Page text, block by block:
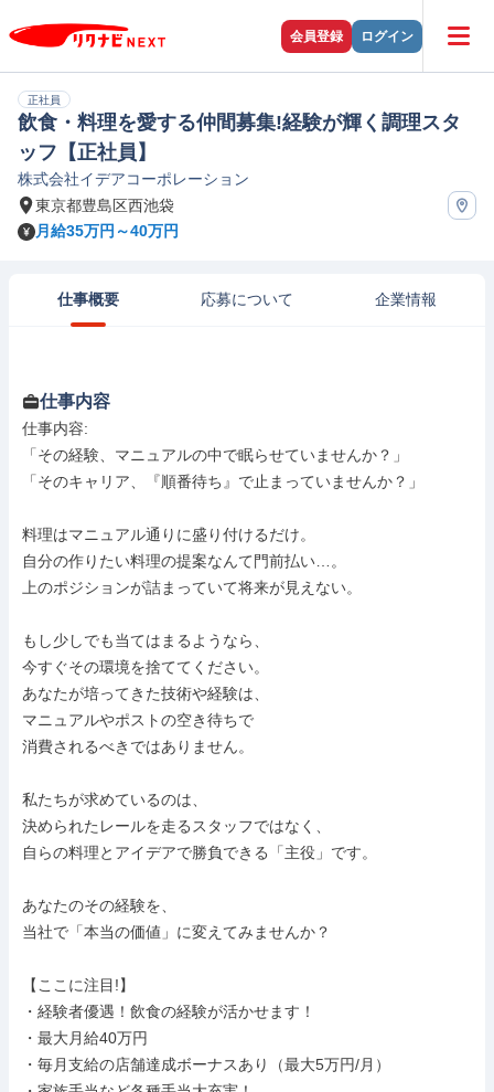
会員登録 ログイン
正社員
飲食・料理を愛する仲間募集!経験が輝く調理スタ
ッフ【正社員】
株式会社イデアコーポレーション
東京都豊島区西池袋
月給35万円～40万円
仕事概要 応募について 企業情報
仕事内容
仕事内容:
「その経験、マニュアルの中で眠らせていませんか？」
「そのキャリア、『順番待ち』で止まっていませんか？」
料理はマニュアル通りに盛り付けるだけ。
自分の作りたい料理の提案なんて門前払い…。
上のポジションが詰まっていて将来が見えない。
もし少しでも当てはまるようなら、
今すぐその環境を捨ててください。
あなたが培ってきた技術や経験は、
マニュアルやポストの空き待ちで
消費されるべきではありません。
私たちが求めているのは、
決められたレールを走るスタッフではなく、
自らの料理とアイデアで勝負できる「主役」です。
あなたのその経験を、
当社で「本当の価値」に変えてみませんか？
【ここに注目!】
・経験者優遇！飲食の経験が活かせます！
・最大月給40万円
・毎月支給の店舗達成ボーナスあり（最大5万円/月）